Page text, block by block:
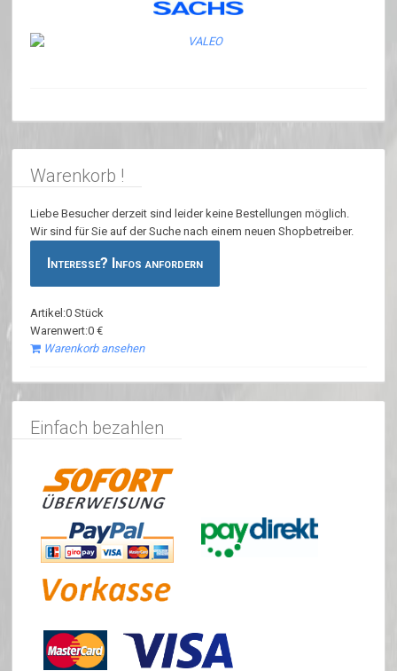
Warenkorb !
Liebe Besucher derzeit sind leider keine Bestellungen möglich.
Wir sind für Sie auf der Suche nach einem neuen Shopbetreiber.
Interesse? Infos anfordern
Artikel:0 Stück
Warenwert:0 €
Warenkorb ansehen
Einfach bezahlen